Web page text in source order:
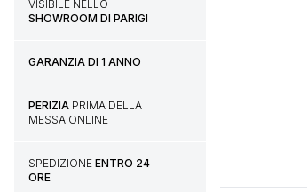
VISIBILE NELLO
SHOWROOM DI PARIGI
GARANZIA DI 1 ANNO
PERIZIA PRIMA DELLA
MESSA ONLINE
SPEDIZIONE ENTRO 24
ORE